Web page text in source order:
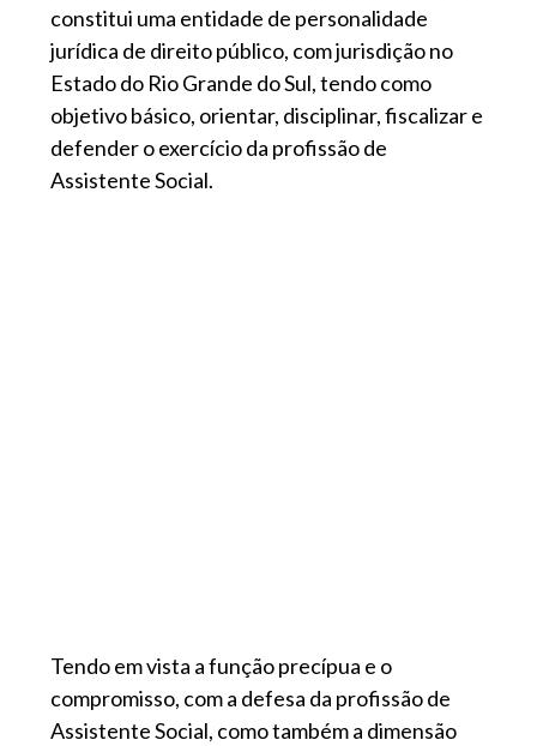
constitui uma entidade de personalidade
jurídica de direito público, com jurisdição no
Estado do Rio Grande do Sul, tendo como
objetivo básico, orientar, disciplinar, fiscalizar e
defender o exercício da profissão de
Assistente Social.
Tendo em vista a função precípua e o
compromisso, com a defesa da profissão de
Assistente Social, como também a dimensão